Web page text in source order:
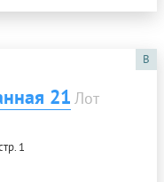
B
21 Лот
1